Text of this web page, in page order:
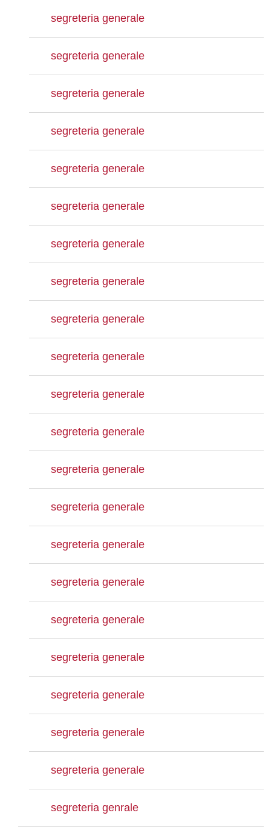
segreteria generale
segreteria generale
segreteria generale
segreteria generale
segreteria generale
segreteria generale
segreteria generale
segreteria generale
segreteria generale
segreteria generale
segreteria generale
segreteria generale
segreteria generale
segreteria generale
segreteria generale
segreteria generale
segreteria generale
segreteria generale
segreteria generale
segreteria generale
segreteria generale
segreteria genrale